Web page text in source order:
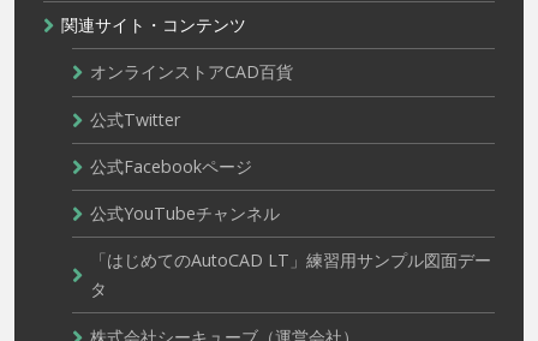
関連サイト・コンテンツ
オンラインストアCAD百貨
公式Twitter
公式Facebookページ
公式YouTubeチャンネル
「はじめてのAutoCAD LT」練習用サンプル図面デー
タ
株式会社シーキューブ（運営会社）